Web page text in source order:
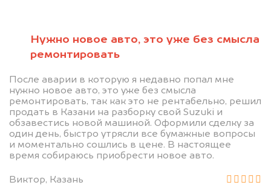
Нужно новое авто, это уже без смысла
ремонтировать
После аварии в которую я недавно попал мне
нужно новое авто, это уже без смысла
ремонтировать, так как это не рентабельно, решил
продать в Казани на разборку свой Suzuki и
обзавестись новой машиной. Оформили сделку за
один день, быстро утрясли все бумажные вопросы
и моментально сошлись в цене. В настоящее
время собираюсь приобрести новое авто.
Виктор, Казань
Мы консультируем
БЕСПЛАТНО.
Узнайте стоимость автомобиля на
разборку.
Мы купим ваше авто на 20.000 руб.
дороже, чем предлагают на